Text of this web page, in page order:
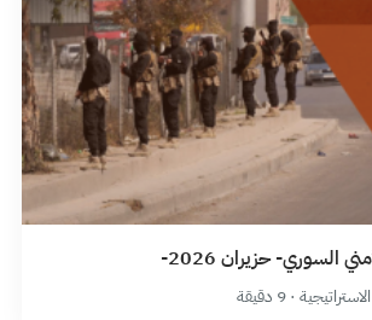
السوري- حزيران 2026-
· 9 دقيقة